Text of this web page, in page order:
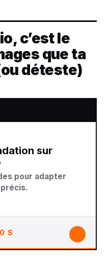
c’est le
que ta
déteste)
pour adapter
S